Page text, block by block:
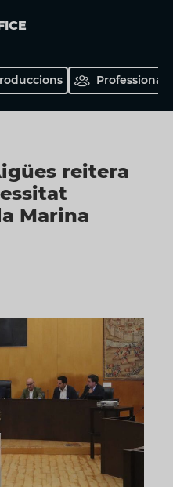
Professionals
reitera
Marina